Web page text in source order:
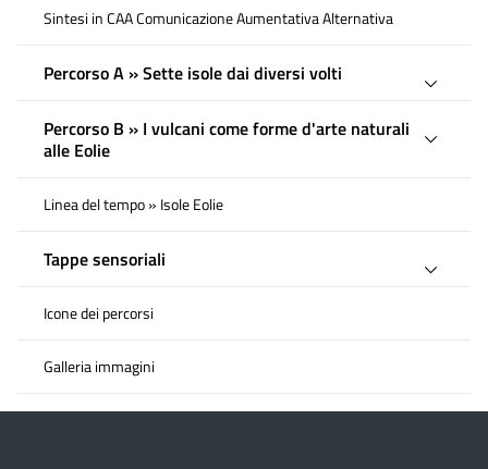
Sintesi in CAA Comunicazione Aumentativa Alternativa
Percorso A » Sette isole dai diversi volti
Percorso B » I vulcani come forme d'arte naturali
alle Eolie
Linea del tempo » Isole Eolie
Tappe sensoriali
Icone dei percorsi
Galleria immagini